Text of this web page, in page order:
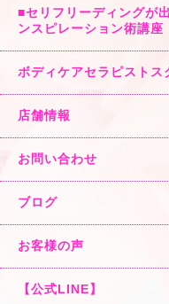
■セリフリーディングが
ンスピレーション術講座
ボディケアセラピストス
店舗情報
お問い合わせ
ブログ
お客様の声
【公式LINE】